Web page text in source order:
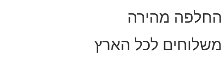
החלפה מהירה
משלוחים לכל הארץ